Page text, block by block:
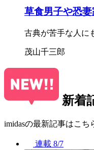
草食男子や恐
古典が苦手な人に
茂山千三郎
新着
imidasの最新記事はこち
連載 8/7